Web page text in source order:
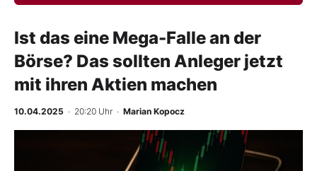
Finanz-Check
Abo & Shop
Experten
Ist das eine Mega-Falle an der
Börse? Das sollten Anleger jetzt
mit ihren Aktien machen
10.04.2025 · 20:20 Uhr · Marian Kopocz